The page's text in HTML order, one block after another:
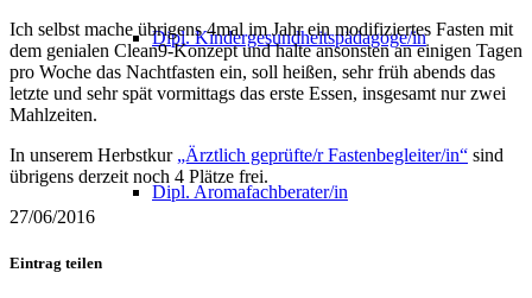
Dipl. Kindergesundheitspädagoge/in
Dipl. Aromafachberater/in
Ich selbst mache übrigens 4mal im Jahr ein modifiziertes Fasten mit
dem genialen Clean9-Konzept und halte ansonsten an einigen Tagen
pro Woche das Nachtfasten ein, soll heißen, sehr früh abends das
letzte und sehr spät vormittags das erste Essen, insgesamt nur zwei
Mahlzeiten.
In unserem Herbstkur „Ärztlich geprüfte/r Fastenbegleiter/in“ sind
übrigens derzeit noch 4 Plätze frei.
27/06/2016
Eintrag teilen